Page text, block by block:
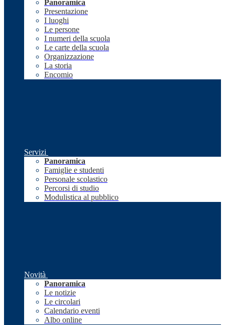
Panoramica
Presentazione
I luoghi
Le persone
I numeri della scuola
Le carte della scuola
Organizzazione
La storia
Encomio
Servizi
Panoramica
Famiglie e studenti
Personale scolastico
Percorsi di studio
Modulistica al pubblico
Novità
Panoramica
Le notizie
Le circolari
Calendario eventi
Albo online